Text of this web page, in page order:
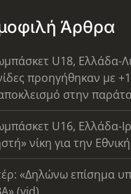
Άρθρα
U18, Ελλάδα-
προηγήθηκαν με
στην
U16, Ελλάδα-
νίκη για την
«Δηλώνω επίσημα
(vid)